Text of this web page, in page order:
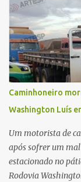
Caminhoneiro
Washington Luís
Um motorista de
após sofrer um
estacionado no
Rodovia